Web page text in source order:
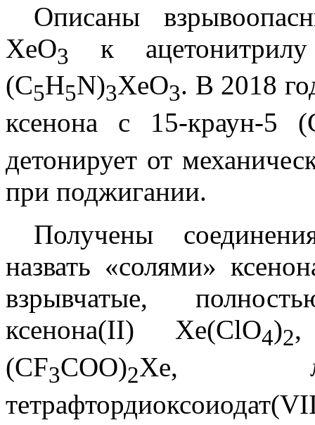
Описаны
XeO3
к
(C5H5N)3XeO3. В 2018
ксенона с 15-краун-5
детонирует от
при поджигании.
Получены
назвать «солями»
взрывчатые,
ксенона(II) Xe(ClO4)2,
(CF3COO)2Xe,